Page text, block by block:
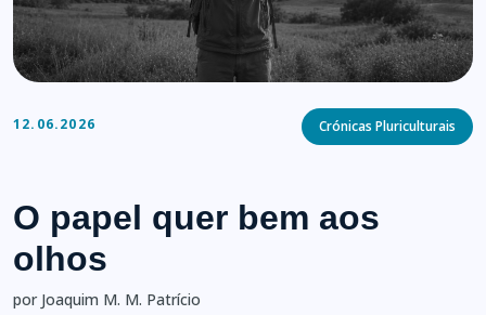
12.06.2026 Categories
Crónicas Pluriculturais
O papel quer bem aos
olhos
por Joaquim M. M. Patrício